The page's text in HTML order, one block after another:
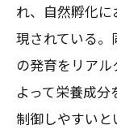
れ、自然孵化
現されている。
の発育をリア
よって栄養成
制御しやすいと